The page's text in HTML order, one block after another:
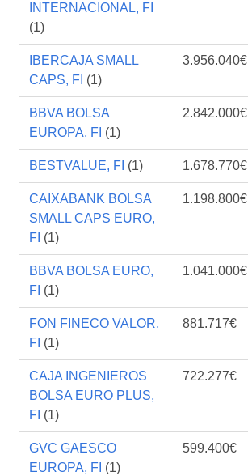
INTERNACIONAL, FI
(1)
IBERCAJA SMALL
CAPS, FI (1)
3.956.040€
BBVA BOLSA
EUROPA, FI (1)
2.842.000€
BESTVALUE, FI (1) 1.678.770€
CAIXABANK BOLSA
SMALL CAPS EURO,
FI (1)
1.198.800€
BBVA BOLSA EURO,
FI (1)
1.041.000€
FON FINECO VALOR,
FI (1)
881.717€
CAJA INGENIEROS
BOLSA EURO PLUS,
FI (1)
722.277€
GVC GAESCO
EUROPA, FI (1)
599.400€